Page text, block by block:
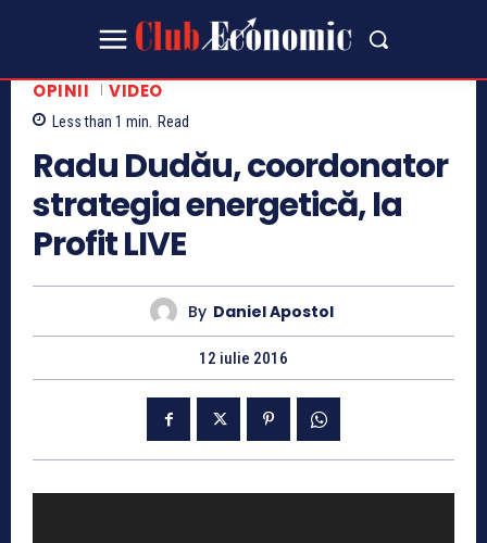
OPINII VIDEO
Less than 1 min. Read
Radu Dudău, coordonator
strategia energetică, la
Profit LIVE
By Daniel Apostol
12 iulie 2016